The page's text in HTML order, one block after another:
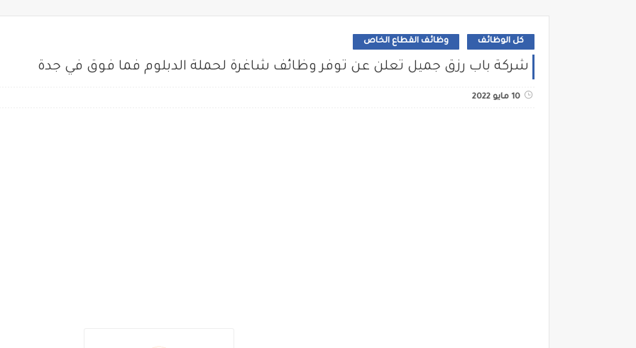
كل الوظائف وظائف القطاع الخاص
شركة باب رزق جميل تعلن عن توفر وظائف شاغرة لحملة الدبلوم فما فوق في جدة
10 مايو 2022